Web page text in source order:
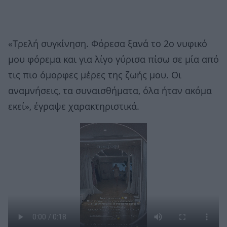
«Τρελή συγκίνηση. Φόρεσα ξανά το 2ο νυφικό
μου φόρεμα και για λίγο γύρισα πίσω σε μία από
τις πιο όμορφες μέρες της ζωής μου. Οι
αναμνήσεις, τα συναισθήματα, όλα ήταν ακόμα
εκεί», έγραψε χαρακτηριστικά.